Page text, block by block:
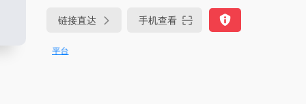
链接直达 手机查看